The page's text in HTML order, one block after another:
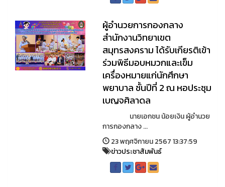
ผู้อำนวยการกองกลาง
สำนักงานวิทยาเขต
สมุทรสงคราม ได้รับเกียรติเข้า
ร่วมพิธีมอบหมวกและเข็ม
เครื่องหมายแก่นักศึกษา
พยาบาล ชั้นปีที่ 2 ณ หอประชุม
เบญจศิลาดล
นายเอกชน น้อยเงิน ผู้อำนวย
การกองกลาง ...
23 พฤศจิกายน 2567 13:37:59
ข่าวประชาสัมพันธ์